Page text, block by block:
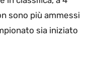
sono più ammessi
sia iniziato